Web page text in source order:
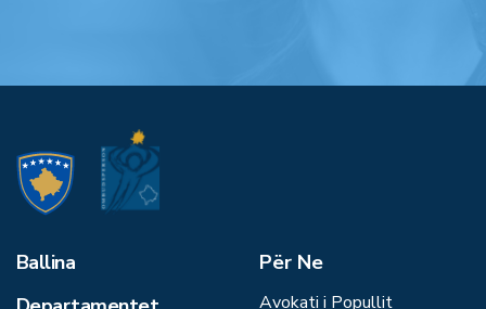
Ballina
Për Ne
Avokati i Popullit